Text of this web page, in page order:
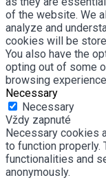
of the website. We
analyze and
cookies will be
You also have the
opting out of some
browsing
Necessary
Necessary
Vždy zapnuté
Necessary cookies
to function properly.
functionalities and
anonymously.